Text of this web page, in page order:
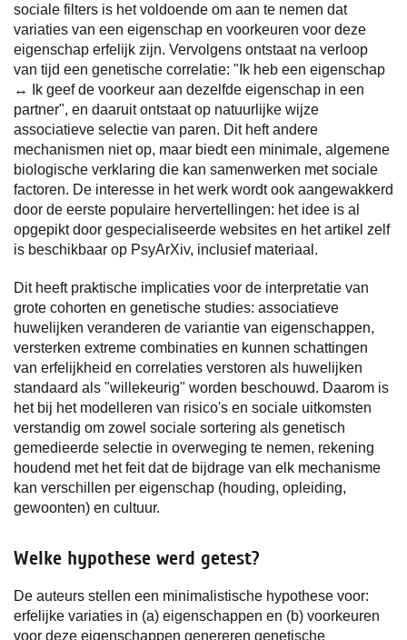
sociale filters is het voldoende om aan te nemen dat
variaties van een eigenschap en voorkeuren voor deze
eigenschap erfelijk zijn. Vervolgens ontstaat na verloop
van tijd een genetische correlatie: "Ik heb een eigenschap
↔ Ik geef de voorkeur aan dezelfde eigenschap in een
partner", en daaruit ontstaat op natuurlijke wijze
associatieve selectie van paren. Dit heft andere
mechanismen niet op, maar biedt een minimale, algemene
biologische verklaring die kan samenwerken met sociale
factoren. De interesse in het werk wordt ook aangewakkerd
door de eerste populaire hervertellingen: het idee is al
opgepikt door gespecialiseerde websites en het artikel zelf
is beschikbaar op PsyArXiv, inclusief materiaal.
Dit heeft praktische implicaties voor de interpretatie van
grote cohorten en genetische studies: associatieve
huwelijken veranderen de variantie van eigenschappen,
versterken extreme combinaties en kunnen schattingen
van erfelijkheid en correlaties verstoren als huwelijken
standaard als "willekeurig" worden beschouwd. Daarom is
het bij het modelleren van risico's en sociale uitkomsten
verstandig om zowel sociale sortering als genetisch
gemedieerde selectie in overweging te nemen, rekening
houdend met het feit dat de bijdrage van elk mechanisme
kan verschillen per eigenschap (houding, opleiding,
gewoonten) en cultuur.
Welke hypothese werd getest?
De auteurs stellen een minimalistische hypothese voor:
erfelijke variaties in (a) eigenschappen en (b) voorkeuren
voor deze eigenschappen genereren genetische